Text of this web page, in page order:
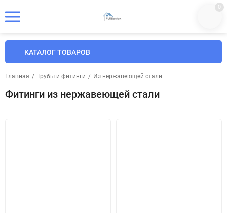
0
КАТАЛОГ ТОВАРОВ
Главная / Трубы и фитинги / Из нержавеющей стали
Фитинги из нержавеющей стали